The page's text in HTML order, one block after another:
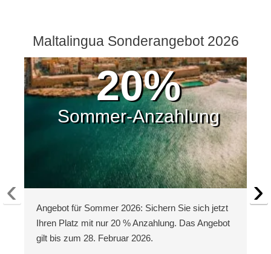
Maltalingua Sonderangebot 2026
20%
Sommer-Anzahlung
Angebot für Sommer 2026: Sichern Sie sich jetzt
Ihren Platz mit nur 20 % Anzahlung. Das Angebot
gilt bis zum 28. Februar 2026.
‹ ›